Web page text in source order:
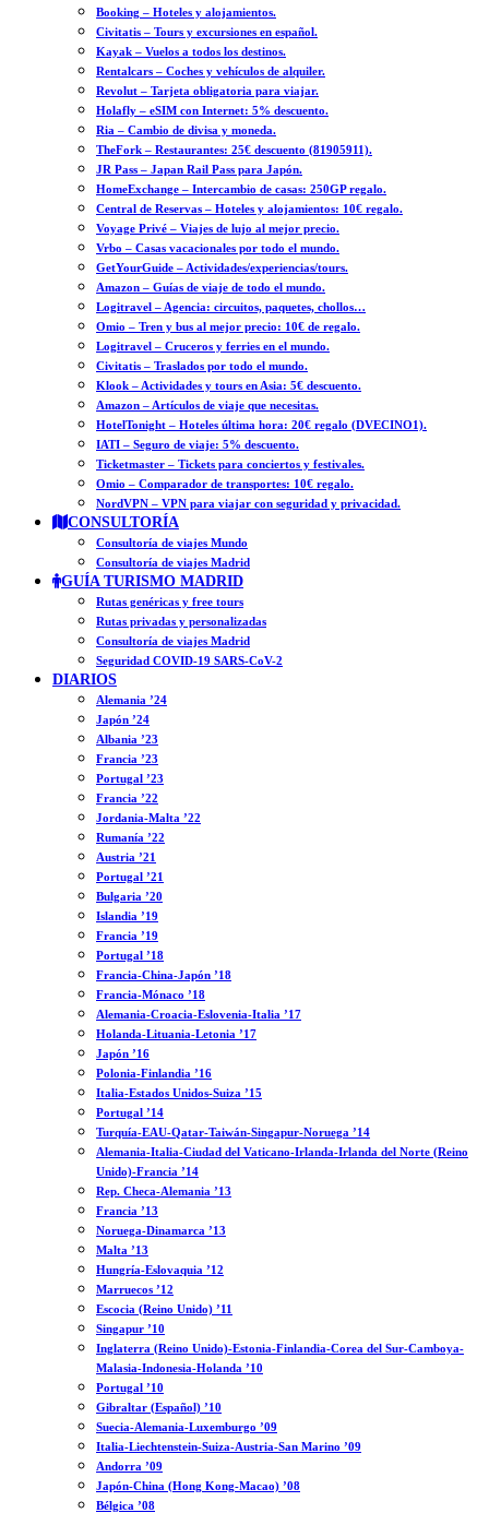
Booking – Hoteles y alojamientos.
Civitatis – Tours y excursiones en español.
Kayak – Vuelos a todos los destinos.
Rentalcars – Coches y vehículos de alquiler.
Revolut – Tarjeta obligatoria para viajar.
Holafly – eSIM con Internet: 5% descuento.
Ria – Cambio de divisa y moneda.
TheFork – Restaurantes: 25€ descuento (81905911).
JR Pass – Japan Rail Pass para Japón.
HomeExchange – Intercambio de casas: 250GP regalo.
Central de Reservas – Hoteles y alojamientos: 10€ regalo.
Voyage Privé – Viajes de lujo al mejor precio.
Vrbo – Casas vacacionales por todo el mundo.
GetYourGuide – Actividades/experiencias/tours.
Amazon – Guías de viaje de todo el mundo.
Logitravel – Agencia: circuitos, paquetes, chollos…
Omio – Tren y bus al mejor precio: 10€ de regalo.
Logitravel – Cruceros y ferries en el mundo.
Civitatis – Traslados por todo el mundo.
Klook – Actividades y tours en Asia: 5€ descuento.
Amazon – Artículos de viaje que necesitas.
HotelTonight – Hoteles última hora: 20€ regalo (DVECINO1).
IATI – Seguro de viaje: 5% descuento.
Ticketmaster – Tickets para conciertos y festivales.
Omio – Comparador de transportes: 10€ regalo.
NordVPN – VPN para viajar con seguridad y privacidad.
CONSULTORÍA
Consultoría de viajes Mundo
Consultoría de viajes Madrid
GUÍA TURISMO MADRID
Rutas genéricas y free tours
Rutas privadas y personalizadas
Consultoría de viajes Madrid
Seguridad COVID-19 SARS-CoV-2
DIARIOS
Alemania ’24
Japón ’24
Albania ’23
Francia ’23
Portugal ’23
Francia ’22
Jordania-Malta ’22
Rumanía ’22
Austria ’21
Portugal ’21
Bulgaria ’20
Islandia ’19
Francia ’19
Portugal ’18
Francia-China-Japón ’18
Francia-Mónaco ’18
Alemania-Croacia-Eslovenia-Italia ’17
Holanda-Lituania-Letonia ’17
Japón ’16
Polonia-Finlandia ’16
Italia-Estados Unidos-Suiza ’15
Portugal ’14
Turquía-EAU-Qatar-Taiwán-Singapur-Noruega ’14
Alemania-Italia-Ciudad del Vaticano-Irlanda-Irlanda del Norte (Reino
Unido)-Francia ’14
Rep. Checa-Alemania ’13
Francia ’13
Noruega-Dinamarca ’13
Malta ’13
Hungría-Eslovaquia ’12
Marruecos ’12
Escocia (Reino Unido) ’11
Singapur ’10
Inglaterra (Reino Unido)-Estonia-Finlandia-Corea del Sur-Camboya-
Malasia-Indonesia-Holanda ’10
Portugal ’10
Gibraltar (Español) ’10
Suecia-Alemania-Luxemburgo ’09
Italia-Liechtenstein-Suiza-Austria-San Marino ’09
Andorra ’09
Japón-China (Hong Kong-Macao) ’08
Bélgica ’08